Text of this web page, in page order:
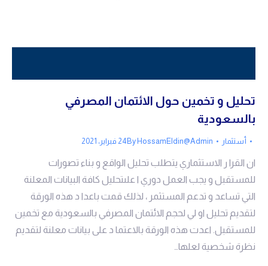
تحليل و تخمين حول الائتمان المصرفي
بالسعودية
أستثمار By HossamEldin@Admin 24 فبراير، 2021
ان القرا ر الاستثماري يتطلب تحليل الواقع و بناء تصورات
للمستقبل و يجب العمل دوري ا علىتحليل كافة البيانات المعلنة
التي تساعد و تدعم المستثمر ، لذلك قمت باعدا د هذه الورقة
لتقديم تحليل او لي لحجم الائتمان المصرفي بالسعودية مع تخمين
للمستقبل. اعدت هذه الورقة بالاعتما د على بيانات معلنة لتقديم
نظرة شخصية لعلها…